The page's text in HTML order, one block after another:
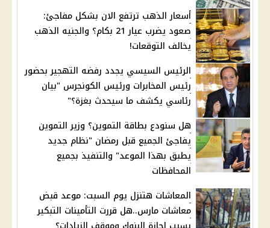
أسعار الذهب ترتفع الان بشكل مفاجئ:
صعود يضرب عيار 21 بكام؟ والجنيه الذهب
يخالف التوقعات!
الرئيس السيسي يجدد رفضه التهجير بحضور
رئيس المخابرات ورئيس الكونجرس "بيان
رئاسي يكشف ما سيحدث بغزة؟"
هل سنودع بطاقة التموين؟ وزير التموين
يفاجئ الجميع قبل رمضان "نظام جديد
يطبق بهذا الموعد" والتنفيذ بجميع
المحافظات
المعاشات هتنزل يوم السبت: موعد قبض
معاشات مارس..هل قررت التأمينات التبكير